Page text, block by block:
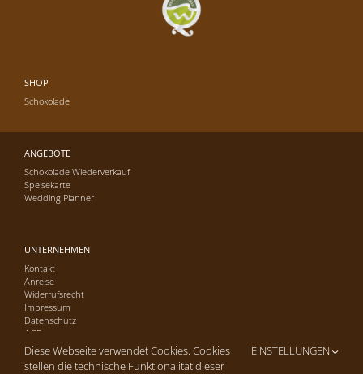
SHOP
Schokolade
ANGEBOTE
Schokolade Wiederverkauf
Speisekarte
Wedding Planner
UNTERNEHMEN
Kontakt
Anreise
Widerrufsrecht
Impressum
Datenschutz
AGB
Diese Webseite verwendet Cookies. Cookies
stellen die technische Funktionalität dieser
EINSTELLUNGEN